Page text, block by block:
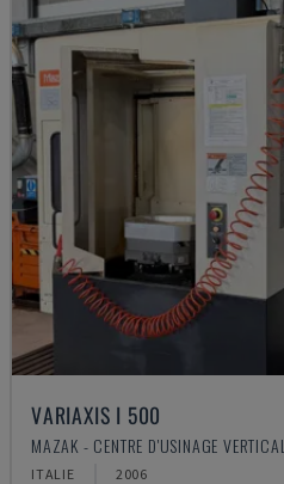
VARIAXIS I 500
MAZAK - CENTRE D'USINAGE VERTICAL
ITALIE 2006